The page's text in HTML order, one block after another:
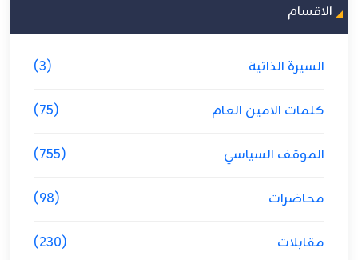
الاقسام
السيرة الذاتية (3)
كلمات الامين العام (75)
الموقف السياسي (755)
محاضرات (98)
مقابلات (230)